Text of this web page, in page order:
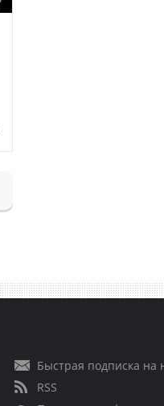
Быстрая подписка на
RSS